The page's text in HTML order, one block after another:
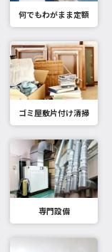
何でもわがまま定額
ゴミ屋敷片付け清掃
専門設備